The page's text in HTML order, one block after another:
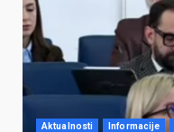
Aktualnosti Informacije